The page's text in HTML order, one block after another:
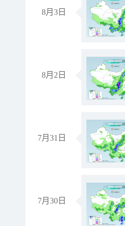
8月3日
8月2日
7月31日
7月30日